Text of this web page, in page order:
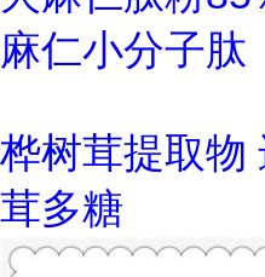
麻仁小分子肽
桦树茸提取物
茸多糖